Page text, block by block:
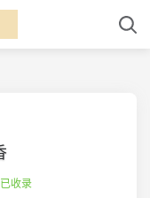
已收录